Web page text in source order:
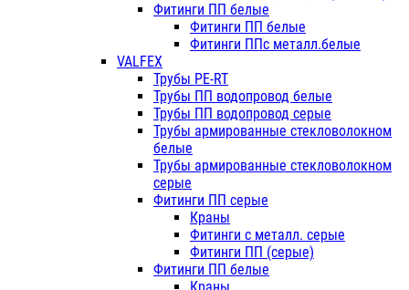
Фитинги ПП белые
Фитинги ПП белые
Фитинги ППс металл.белые
VALFEX
Трубы PE-RT
Трубы ПП водопровод белые
Трубы ПП водопровод серые
Трубы армированные стекловолокном
белые
Трубы армированные стекловолокном
серые
Фитинги ПП серые
Краны
Фитинги с металл. серые
Фитинги ПП (серые)
Фитинги ПП белые